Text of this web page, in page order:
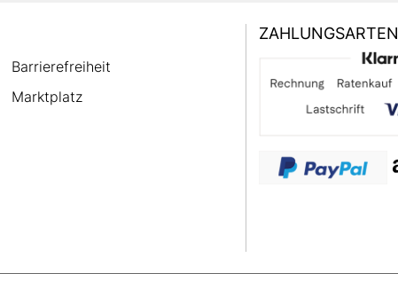
Barrierefreiheit
Marktplatz
ZAHLUNGSARTEN